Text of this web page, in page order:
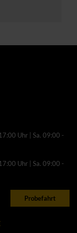
Uhr | Sa. 09:00 -
Uhr | Sa. 09:00 -
Probefahrt